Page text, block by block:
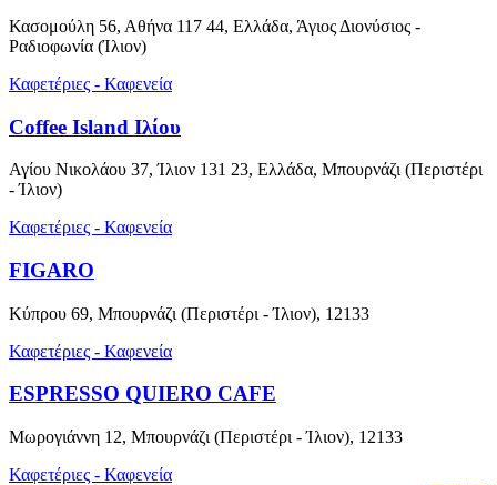
Κασομούλη 56, Αθήνα 117 44, Ελλάδα, Άγιος Διονύσιος -
Ραδιοφωνία (Ίλιον)
Καφετέριες - Καφενεία
Coffee Island Ιλίου
Αγίου Νικολάου 37, Ίλιον 131 23, Ελλάδα, Μπουρνάζι (Περιστέρι
- Ίλιον)
Καφετέριες - Καφενεία
FIGARO
Κύπρου 69, Μπουρνάζι (Περιστέρι - Ίλιον), 12133
Καφετέριες - Καφενεία
ESPRESSO QUIERO CAFE
Μωρογιάννη 12, Μπουρνάζι (Περιστέρι - Ίλιον), 12133
Καφετέριες - Καφενεία